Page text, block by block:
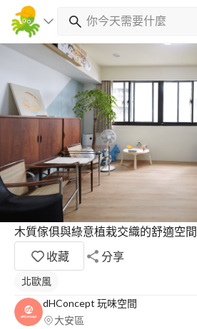
木質傢俱與綠意植栽交織的舒適空間
收藏
分享
北歐風
dHConcept 玩味空間
大安區